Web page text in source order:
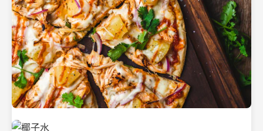
新鲜采摘的椰子